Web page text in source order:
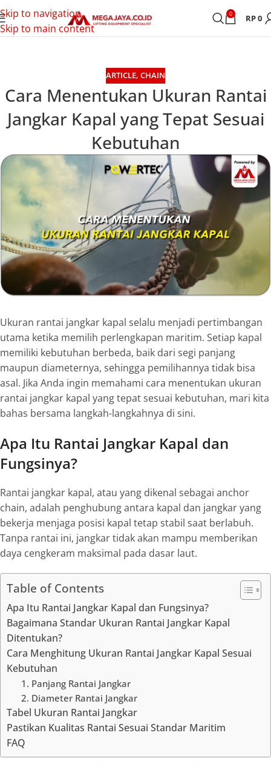
Skip to navigation
Skip to main content
0 RP0
ARTICLE, CHAIN
Cara Menentukan Ukuran Rantai
Jangkar Kapal yang Tepat Sesuai
Kebutuhan
Ukuran rantai jangkar kapal selalu menjadi pertimbangan
utama ketika memilih perlengkapan maritim. Setiap kapal
memiliki kebutuhan berbeda, baik dari segi panjang
maupun diameternya, sehingga pemilihannya tidak bisa
asal. Jika Anda ingin memahami cara menentukan ukuran
rantai jangkar kapal yang tepat sesuai kebutuhan, mari kita
bahas bersama langkah-langkahnya di sini.
Apa Itu Rantai Jangkar Kapal dan
Fungsinya?
Rantai jangkar kapal, atau yang dikenal sebagai anchor
chain, adalah penghubung antara kapal dan jangkar yang
bekerja menjaga posisi kapal tetap stabil saat berlabuh.
Tanpa rantai ini, jangkar tidak akan mampu memberikan
daya cengkeram maksimal pada dasar laut.
Table of Contents
Apa Itu Rantai Jangkar Kapal dan Fungsinya?
Bagaimana Standar Ukuran Rantai Jangkar Kapal
Ditentukan?
Cara Menghitung Ukuran Rantai Jangkar Kapal Sesuai
Kebutuhan
1. Panjang Rantai Jangkar
2. Diameter Rantai Jangkar
Tabel Ukuran Rantai Jangkar
Pastikan Kualitas Rantai Sesuai Standar Maritim
FAQ